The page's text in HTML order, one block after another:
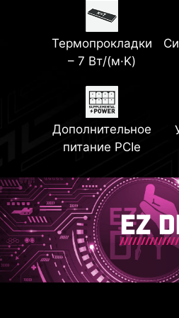
Термопрокладки
– 7 Вт/(м·K)
Дополнительное
питание PCIe
2x PCI-E 5.0 M.2
Разъем EZ Conn
EZ